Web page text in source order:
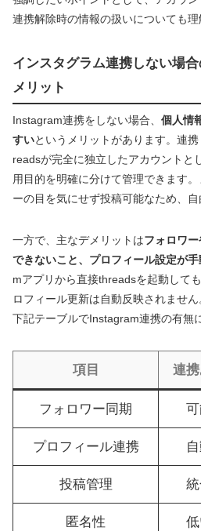
連携解除時の情報の扱いについても理
インスタグラム連携しない場
メリット
Instagram連携をしない場合、 個人情
すいというメリットがあります。連
readsが完全に独立したアカウントと
用目的を明確に分けて管理できます
ーの目を気にせず投稿可能なため、自
一方で、主なデメリットはフォロワ
できないこと、プロフィール設定が手
mアプリから直接threadsを起動して
ロフィール更新は自動反映されません
下記テーブルでInstagram連携の有無
項目 連
フォロワー同期
プロフィール連携
投稿管理
匿名性